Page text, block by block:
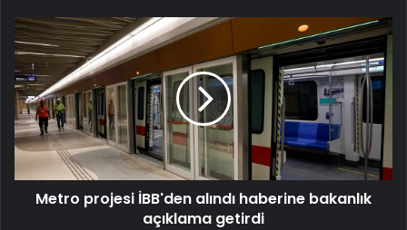
Metro
projesi
İBB'den
alındı
haberine
bakanlık
açıklama
getirdi
Metro projesi İBB'den alındı haberine bakanlık
açıklama getirdi